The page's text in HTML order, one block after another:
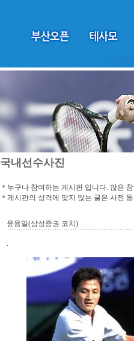
국내선수사진
＊누구나 참여하는 게시판 입니다. 많은
＊게시판의 성격에 맞지 않는 글은 사전
윤용일(삼성증권 코치)
.